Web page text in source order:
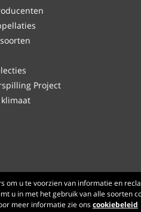
Project
om u te voorzien van informatie en
u in met het gebruik van alle soorten
meer informatie zie onscookiebeleid